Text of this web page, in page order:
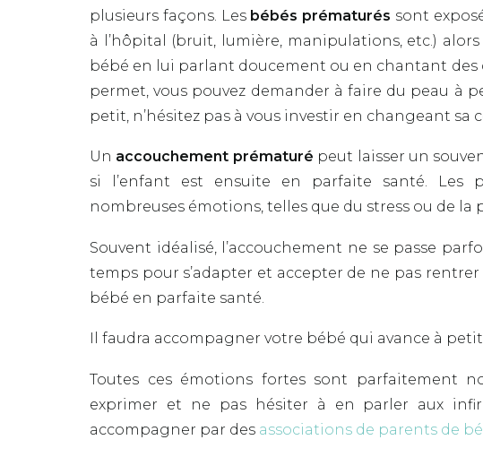
plusieurs façons. Les bébés prématurés sont
à l’hôpital (bruit, lumière, manipulations, etc.)
bébé en lui parlant doucement ou en chantant des
permet, vous pouvez demander à faire du peau à
petit, n’hésitez pas à vous investir en changeant sa
Un accouchement prématuré peut laisser un
si l’enfant est ensuite en parfaite santé. Les
nombreuses émotions, telles que du stress ou de la
Souvent idéalisé, l’accouchement ne se passe
temps pour s’adapter et accepter de ne pas
bébé en parfaite santé.
Il faudra accompagner votre bébé qui avance à
Toutes ces émotions fortes sont parfaitement
exprimer et ne pas hésiter à en parler aux
accompagner par des associations de parents de